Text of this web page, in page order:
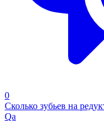
0
Сколько зубьев на
Qa